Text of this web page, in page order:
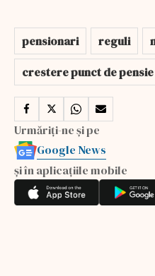
pensionari reguli
crestere punct de pensie
Urmăriți-ne și pe
Google News
și în aplicațiile mobile